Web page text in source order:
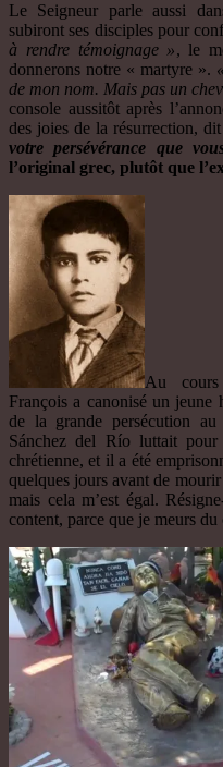
Le Seigneur parle aussi
subiront ses disciples pour
à rendre témoignage », le
donnerons notre « martyre ».
de mon nom. Mais pas un
console aussitôt après
des joies de la résurrection,
votre persévérance que
l’original grec, plutôt que
Au
François a canonisé un
de la grande persécution
Sánchez del Río luttait
chrétienne, et il a été
quelques jours avant de
mais cela m’est égal.
content, parce que je meurs